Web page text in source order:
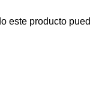
este producto